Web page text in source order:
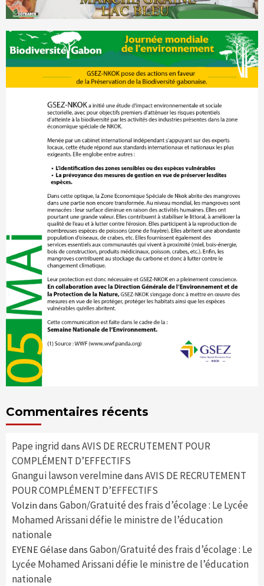
Commentaires récents
Pape ingrid dans AVIS DE RECRUTEMENT POUR
COMPLÉMENT D’EFFECTIFS
Gnangui lawson verelmine dans AVIS DE RECRUTEMENT
POUR COMPLÉMENT D’EFFECTIFS
Volzin dans Gabon/Gratuité des frais d’écolage : Le Lycée
Mohamed Arissani défie le ministre de l’éducation
nationale
EYENE Gélase dans Gabon/Gratuité des frais d’écolage : Le
Lycée Mohamed Arissani défie le ministre de l’éducation
nationale